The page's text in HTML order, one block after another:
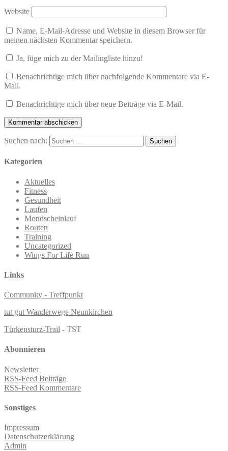
Website
Name, E-Mail-Adresse und Website in diesem Browser für
meinen nächsten Kommentar speichern.
Ja, füge mich zu der Mailingliste hinzu!
Benachrichtige mich über nachfolgende Kommentare via E-
Mail.
Benachrichtige mich über neue Beiträge via E-Mail.
Suchen nach:
Kategorien
Aktuelles
Fitness
Gesundheit
Laufen
Mondscheinlauf
Routen
Training
Uncategorized
Wings For Life Run
Links
Community - Treffpunkt
tut gut Wanderwege Neunkirchen
Türkensturz-Trail - TST
Abonnieren
Newsletter
RSS-Feed Beiträge
RSS-Feed Kommentare
Sonstiges
Impressum
Datenschutzerklärung
Admin